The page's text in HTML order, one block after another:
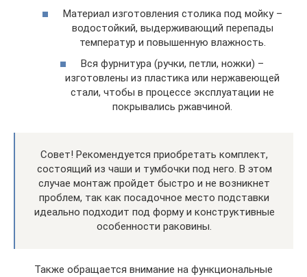
Материал изготовления столика под мойку –
водостойкий, выдерживающий перепады
температур и повышенную влажность.
Вся фурнитура (ручки, петли, ножки) –
изготовлены из пластика или нержавеющей
стали, чтобы в процессе эксплуатации не
покрывались ржавчиной.
Совет! Рекомендуется приобретать комплект,
состоящий из чаши и тумбочки под него. В этом
случае монтаж пройдет быстро и не возникнет
проблем, так как посадочное место подставки
идеально подходит под форму и конструктивные
особенности раковины.
Также обращается внимание на функциональные